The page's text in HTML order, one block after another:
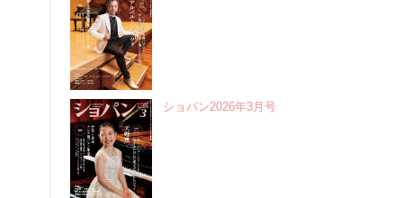
ショパン2026年3月号